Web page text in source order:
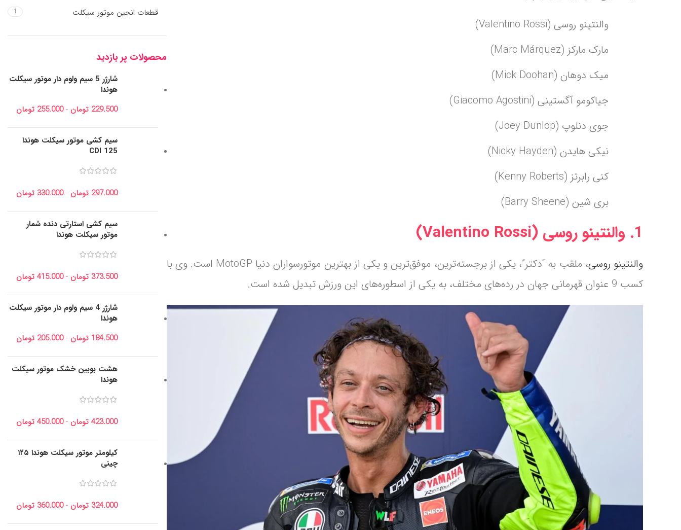
والنتینو روسی (Valentino Rossi)
مارک مارکز (Marc Márquez)
میک دوهان (Mick Doohan)
جیاکومو آگستینی (Giacomo Agostini)
جوی دنلوپ (Joey Dunlop)
نیکی هایدن (Nicky Hayden)
کنی رابرتز (Kenny Roberts)
بری شین (Barry Sheene)
1. والنتینو روسی (Valentino Rossi)
والنتینو روسی
، ملقب به “دکتر”، یکی از برجسته‌ترین، موفق‌ترین و یکی از بهترین موتورسواران دنیا MotoGP است. وی با
کسب 9 عنوان قهرمانی جهان در رده‌های مختلف، به یکی از اسطوره‌های این ورزش تبدیل شده است.
قطعات انجین موتور سیکلت 1
محصولات پر بازدید
شارژر 5 سیم ولوم دار موتور سیکلت
هوندا
229.500 تومان -
255.000 تومان
سیم کشی موتور سیکلت هوندا
CDI 125
297.000 تومان -
330.000 تومان
سیم کشی استارتی دنده شمار
موتور سیکلت هوندا
373.500 تومان -
415.000 تومان
شارژر 4 سیم ولوم دار موتور سیکلت
هوندا
184.500 تومان -
205.000 تومان
هشت بوبین خشک موتور سیکلت
هوندا
423.000 تومان -
450.000 تومان
کیلومتر موتور سیکلت هوندا ۱۲۵
چینی
324.000 تومان -
360.000 تومان